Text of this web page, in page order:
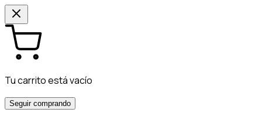
Tu carrito está vacío
Seguir comprando